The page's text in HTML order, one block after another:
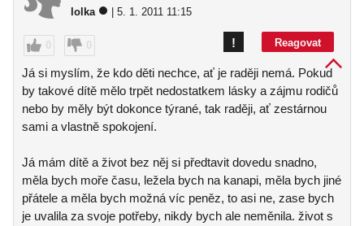
lolka | 5. 1. 2011 11:15
0 0 Reagovat
!
Já si myslím, že kdo děti nechce, ať je raději nemá. Pokud
by takové dítě mělo trpět nedostatkem lásky a zájmu rodičů
nebo by měly být dokonce týrané, tak raději, ať zestárnou
sami a vlastně spokojení.
Já mám dítě a život bez něj si předtavit dovedu snadno,
měla bych moře času, ležela bych na kanapi, měla bych jiné
přátele a měla bych možná víc peněz, to asi ne, zase bych
je uvalila za svoje potřeby, nikdy bych ale neměnila. život s